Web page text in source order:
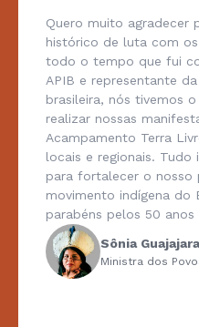
Quero muito agradecer
histórico de luta com
todo o tempo que fui
APIB e representante
brasileira, nós tivemos
realizar nossas
Acampamento Terra
locais e regionais.
para fortalecer o nosso
movimento indígena do
parabéns pelos 50
Sônia Guajajara
Ministra dos